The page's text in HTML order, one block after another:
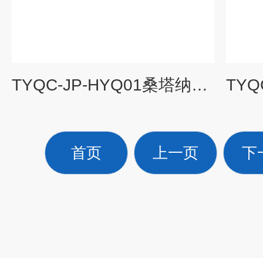
TYQC-JP-HYQ01桑塔纳化油器模型|汽车教学设备
首页 上一页 下